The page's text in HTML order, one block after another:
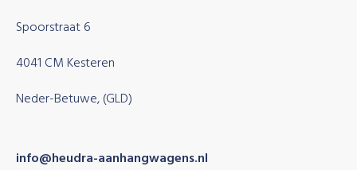
Spoorstraat 6
4041 CM Kesteren
Neder-Betuwe, (GLD)
info@heudra-aanhangwagens.nl